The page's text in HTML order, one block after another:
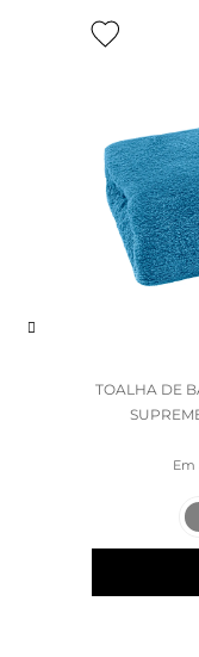
TOALHA DE
Em